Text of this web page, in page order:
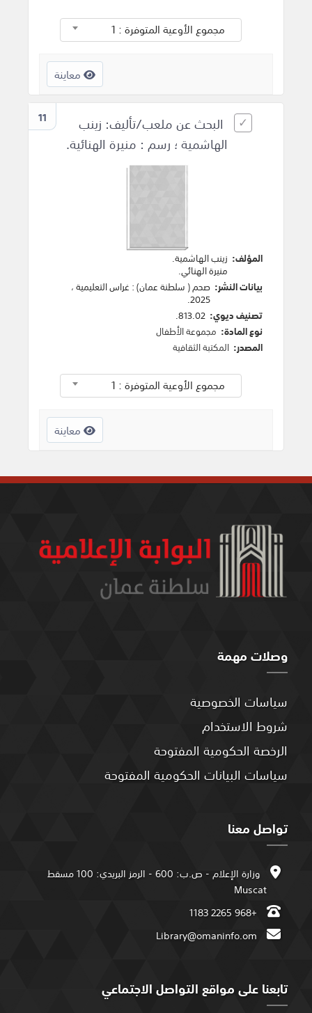
مجموع الأوعية المتوفرة : 1
معاينة
11
البحث عن ملعب/تأليف: زينب
الهاشمية ؛ رسم : منيرة الهنائية.
المؤلف: زينب الهاشمية.
منيرة الهنائي.
بيانات النشر: صحم ( سلطنة عمان): غراس التعليمية،
2025
.
تصنيف ديوي: 813.02.
نوع المادة: مجموعة الأطفال
المصدر: المكتبة الثقافية
مجموع الأوعية المتوفرة : 1
معاينة
وصلات مهمة
سياسات الخصوصية
شروط الاستخدام
الرخصة الحكومية المفتوحة
سياسات البيانات الحكومية المفتوحة
تواصل معنا
وزارة الإعلام - ص.ب: 600 - الرمز البريدي: 100 مسقط
Muscat
+968 2265 1183
تابعنا على مواقع التواصل الاجتماعي